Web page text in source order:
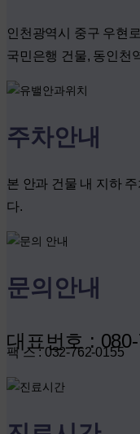
인천광역시 중구 우현
국민은행 건물, 동인천
주차안내
본 안과 건물 내 지하
다.
문의안내
대표번호 :
팩 스 : 032-762-0155